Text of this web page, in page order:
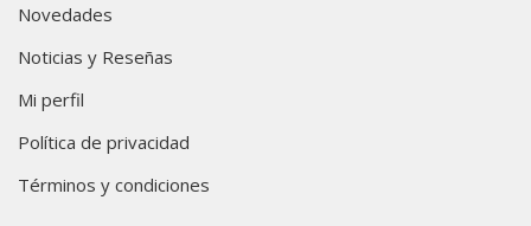
Novedades
Noticias y Reseñas
Mi perfil
Política de privacidad
Términos y condiciones